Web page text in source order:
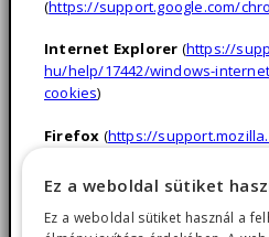
(https://support.google.com/
Internet Explorer (https://
hu/help/17442/windows-
cookies)
Firefox (https://
engedelyezese-es-tiltasa-amit-
https://
locale=hu_HU )
Ez a weboldal sütiket
Ez a weboldal sütiket használ a